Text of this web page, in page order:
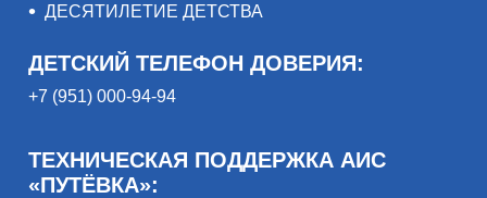
ДЕСЯТИЛЕТИЕ ДЕТСТВА
ДЕТСКИЙ ТЕЛЕФОН ДОВЕРИЯ:
+7 (951) 000-94-94
ТЕХНИЧЕСКАЯ ПОДДЕРЖКА АИС
«ПУТЁВКА»: